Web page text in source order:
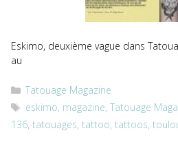
Eskimo, deuxième vague dans
au
Catégories
Tatouage Magazine
Étiquettes
eskimo, magazine,Tatouage
136, tatouages, tattoo, tattoos,